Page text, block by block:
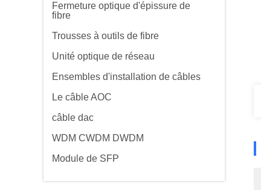
Fermeture optique d'épissure de
fibre
Trousses à outils de fibre
Unité optique de réseau
Ensembles d'installation de câbles
Le câble AOC
câble dac
WDM CWDM DWDM
Module de SFP